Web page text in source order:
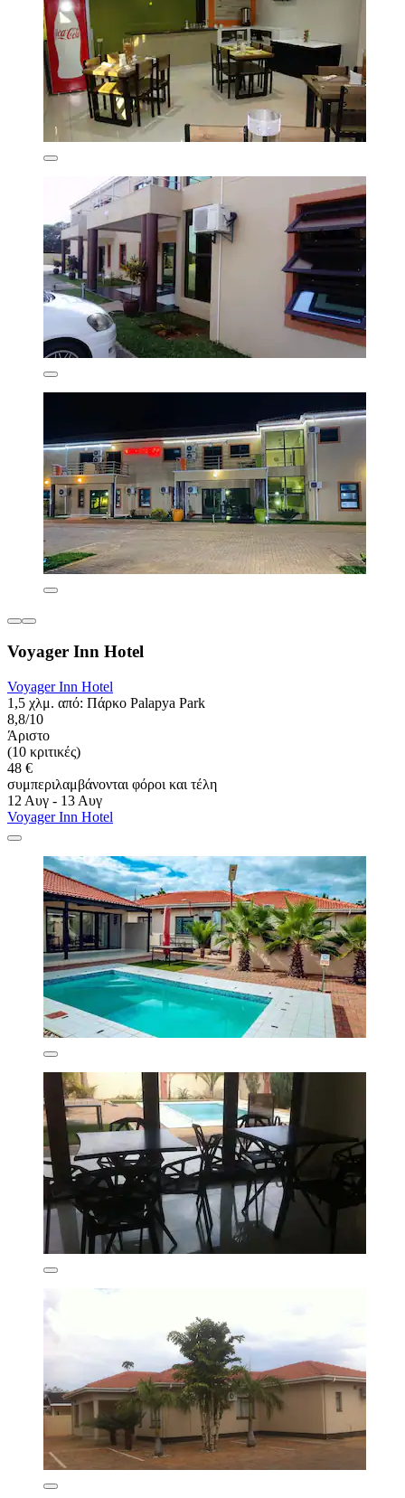
Voyager Inn Hotel
Voyager Inn Hotel
1,5 χλμ. από: Πάρκο Palapya Park
8,8/10
Άριστο
(10 κριτικές)
48 €
συμπεριλαμβάνονται φόροι και τέλη
12 Αυγ - 13 Αυγ
Voyager Inn Hotel